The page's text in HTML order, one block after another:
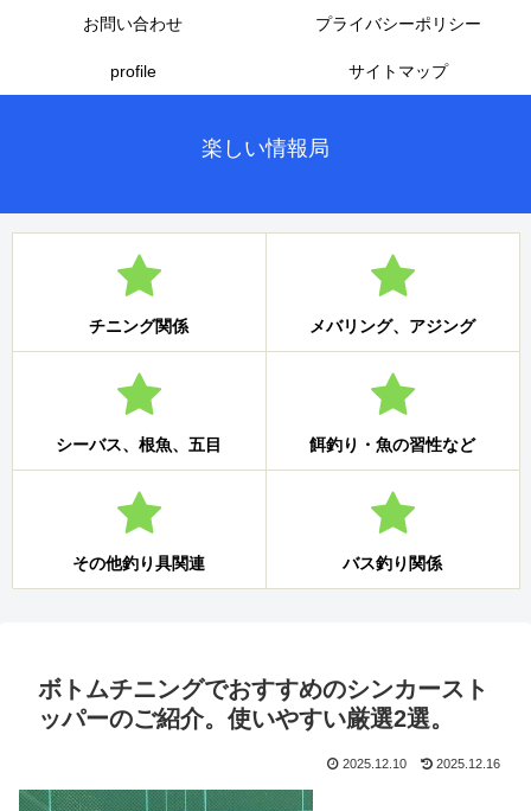
楽しい情報局
お問い合わせ プライバシーポリシー
profile サイトマップ
チニング関係 メバリング、アジング
シーバス、根魚、五目 餌釣り・魚の習性など
その他釣り具関連 バス釣り関係
ボトムチニングでおすすめのシンカースト
ッパーのご紹介。使いやすい厳選2選。
2025.12.10 2025.12.16